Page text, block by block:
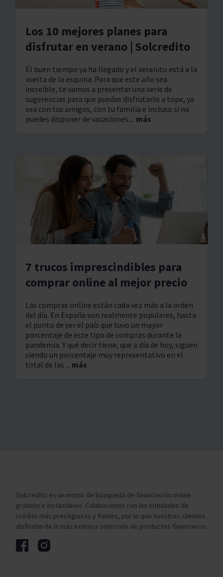
Los 10 mejores planes para
disfrutar en verano | Solcredito
El buen tiempo ya ha llegado y el veranito está a la
vuelta de la esquina. Para que este año sea
increíble, te vamos a presentar una serie de
sugerencias para que puedas disfrutarlo a tope, ya
sea con tus amigos, con tu familia e incluso si no
puedes disponer de vacaciones.... más
7 trucos imprescindibles para
comprar online al mejor precio
Las compras online están cada vez más a la orden
del día. En España son realmente populares, hasta
el punto de ser el país que tuvo un mayor
porcentaje de este tipo de compras durante la
pandemia. Y qué decir tiene, que a día de hoy, siguen
siendo un porcentaje muy representativo en el
total de las ... más
Solcredito es un motor de búsqueda de financiación online
gratuito e instantáneo. Colaboramos con las entidades de
crédito más prestigiosas y fiables, por lo que nuestros clientes
disfrutan de la más extensa selección de productos financieros.